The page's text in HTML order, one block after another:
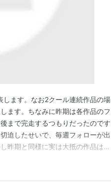
ます。なお2クール連続作品の場
ます。ちなみに昨期は各作品のフ
まで完走するつもりだったのです
迫したせいで、毎週フォローが出
昨期と同様に実は大抵の作品は一
となります。各項目は「キャラ
で…